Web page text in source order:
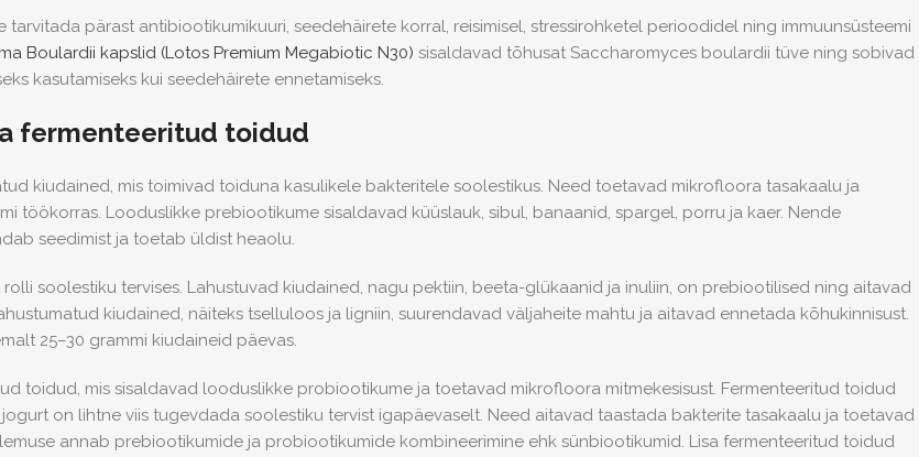
tarvitada pärast antibiootikumikuuri, seedehäirete korral, reisimisel, stressirohketel perioodidel ning immuunsüsteemi
Boulardii kapslid (Lotos Premium Megabiotic N30) sisaldavad tõhusat Saccharomyces boulardii tüve ning sobivad
kasutamiseks kui seedehäirete ennetamiseks.
fermenteeritud toidud
kiudained, mis toimivad toiduna kasulikele bakteritele soolestikus. Need toetavad mikrofloora tasakaalu ja
töökorras. Looduslikke prebiootikume sisaldavad küüslauk, sibul, banaanid, spargel, porru ja kaer. Nende
seedimist ja toetab üldist heaolu.
soolestiku tervises. Lahustuvad kiudained, nagu pektiin, beeta-glükaanid ja inuliin, on prebiootilised ning aitavad
kiudained, näiteks tselluloos ja ligniin, suurendavad väljaheite mahtu ja aitavad ennetada kõhukinnisust.
25–30 grammi kiudaineid päevas.
toidud, mis sisaldavad looduslikke probiootikume ja toetavad mikrofloora mitmekesisust. Fermenteeritud toidud
on lihtne viis tugevdada soolestiku tervist igapäevaselt. Need aitavad taastada bakterite tasakaalu ja toetavad
annab prebiootikumide ja probiootikumide kombineerimine ehk sünbiootikumid. Lisa fermenteeritud toidud